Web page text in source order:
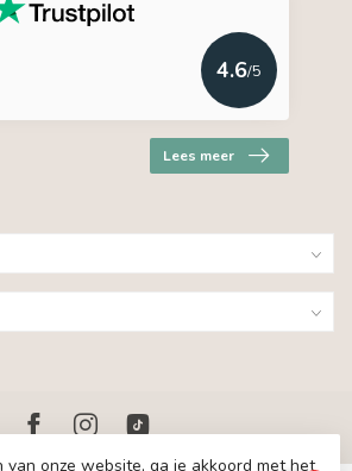
4.6/5
Lees meer
van onze website, ga je akkoord met het